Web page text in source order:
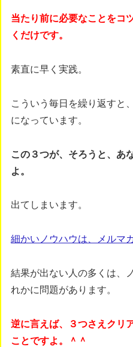
当たり前に必要なことをコ
くだけです。
素直に早く実践。
こういう毎日を繰り返すと
になっています。
この３つが、そろうと、あ
よ。
出てしまいます。
細かいノウハウは、メルマ
結果が出ない人の多くは、
れかに問題があります。
逆に言えば、３つさえクリ
ことですよ。＾＾